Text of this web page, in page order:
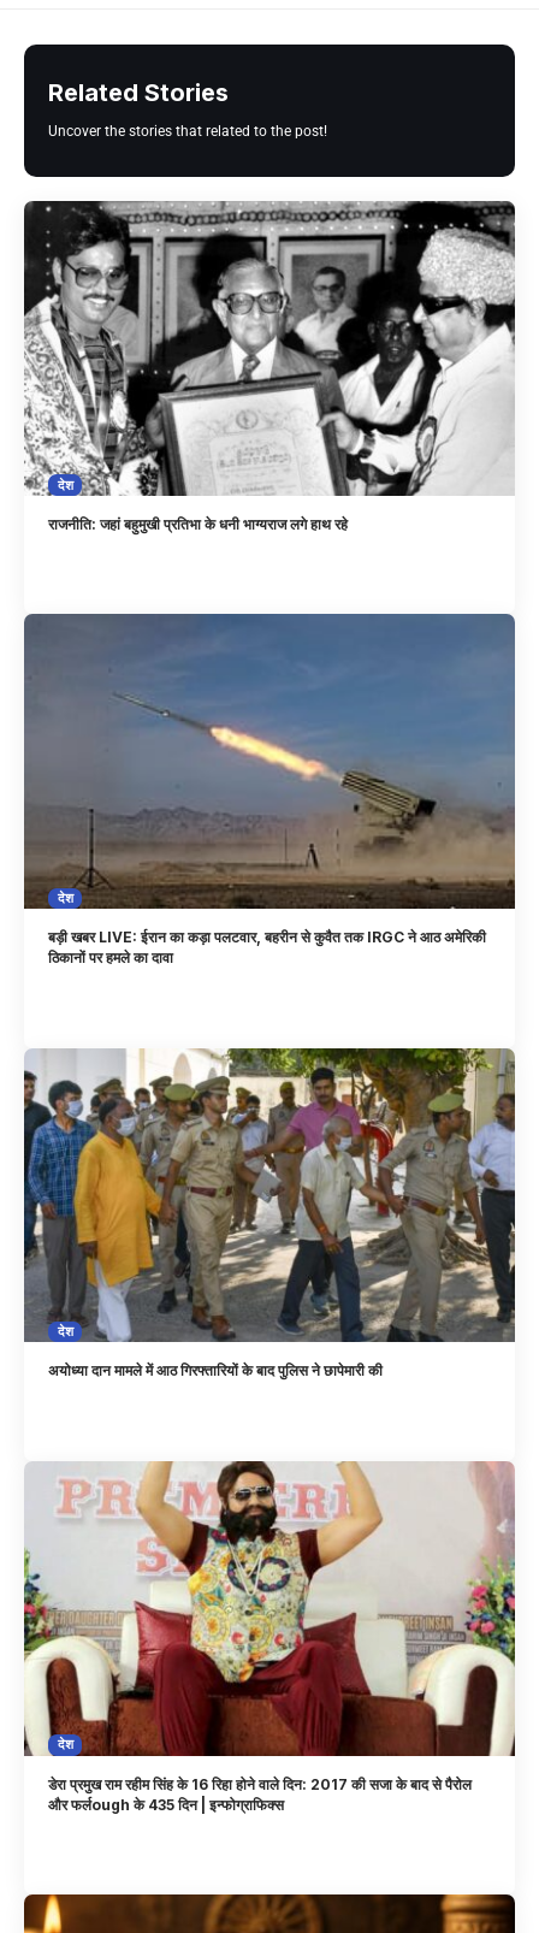
Related Stories
Uncover the stories that related to the post!
देश
राजनीति: जहां बहुमुखी प्रतिभा के धनी भाग्यराज लगे हाथ रहे
देश
बड़ी खबर LIVE: ईरान का कड़ा पलटवार, बहरीन से कुवैत तक IRGC ने आठ अमेरिकी
ठिकानों पर हमले का दावा
देश
अयोध्या दान मामले में आठ गिरफ्तारियों के बाद पुलिस ने छापेमारी की
देश
डेरा प्रमुख राम रहीम सिंह के 16 रिहा होने वाले दिन: 2017 की सजा के बाद से पैरोल
और फर्लough के 435 दिन | इन्फोग्राफिक्स